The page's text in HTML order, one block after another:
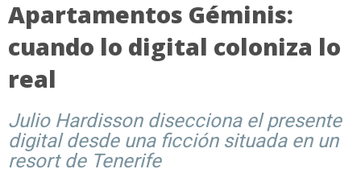
Apartamentos Géminis:
cuando lo digital coloniza lo
real
Julio Hardisson disecciona el presente
digital desde una ficción situada en un
resort de Tenerife